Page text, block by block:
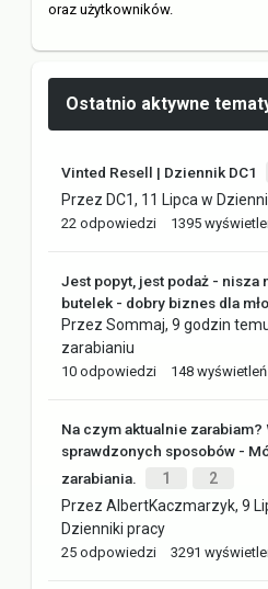
oraz użytkowników.
Ostatnio aktywne
Vinted Resell | Dziennik DC1
Przez DC1, 11 Lipca w
22 odpowiedzi 1395
Jest popyt, jest podaż - nisza
butelek - dobry biznes dla
Przez Sommaj, 9 godzin
zarabianiu
10 odpowiedzi 148 wyświetleń
Na czym aktualnie zarabiam?
sprawdzonych sposobów -
zarabiania.
1
2
Przez AlbertKaczmarzyk, 9
Dzienniki pracy
25 odpowiedzi 3291